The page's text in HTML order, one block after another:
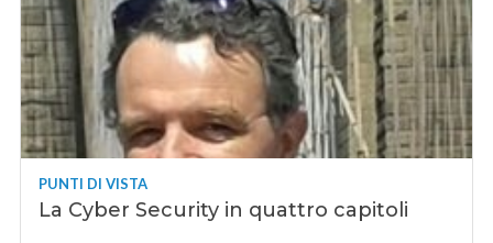
PUNTI DI VISTA
La Cyber Security in quattro capitoli